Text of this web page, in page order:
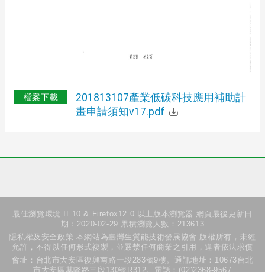
檔案下載
201813107產業低碳科技應用補助計
畫申請須知v17.pdf
最佳瀏覽環境 IE10 & Firefox12.0 以上版本瀏覽器 網頁最後更新日
期﹕2020-02-29 累積瀏覽人數：213613
隱私權及安全政策 本網站為臺灣生質能技術發展協會 版權所有，未經
允許，不得以任何形式複製，並嚴禁任何商業之引用，違者依法求償
會址：台北市大安區復興南路一段283號9樓。通訊地址：10673台北
市大安區基隆路三段130號R312。電話：(02)2368-9567